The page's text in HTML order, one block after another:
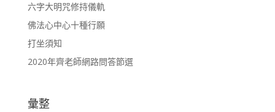
六字大明咒修持儀軌
佛法心中心十種行願
打坐須知
2020年齊老師網路問答節選
彙整